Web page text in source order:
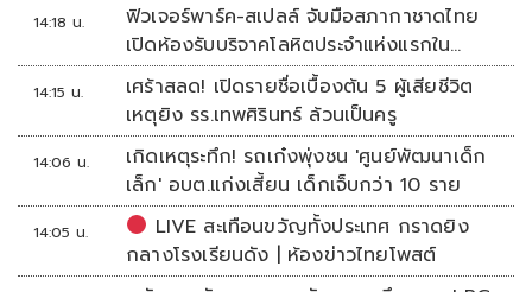
14:18 น.
ฟิวเจอร์พาร์ค-สเปลล์ จับมือสภากาชาดไทย
เปิดห้องรับบริจาคโลหิตประจำแห่งแรกใน
ศูนย์การค้าปทุมธานี
14:15 น.
เศร้าสลด! เปิดรายชื่อเบื้องต้น 5 ผู้เสียชีวิต
เหตุยิง รร.เทพศิรินทร์ ล้วนเป็นครู
14:06 น.
เกิดเหตุระทึก! รถเก๋งพุ่งชน 'ศูนย์พัฒนาเด็ก
เล็ก' อบต.แก่งเสี้ยน เด็กเจ็บกว่า 10 ราย
14:05 น.
LIVE สะเทือนขวัญทั้งประเทศ กราดยิง
กลางโรงเรียนดัง | ห้องข่าวไทยโพสต์